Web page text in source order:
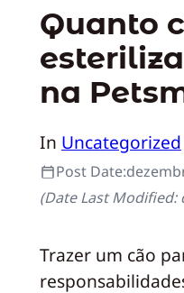
Quanto
na
In Uncategorized
Post Date:
(Date Last Modified:
Trazer um cão